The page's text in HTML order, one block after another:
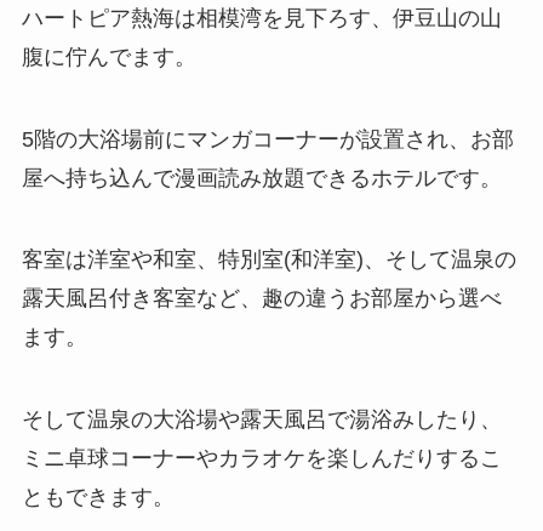
ハートピア熱海は相模湾を見下ろす、伊豆山の山
腹に佇んでます。
5階の大浴場前にマンガコーナーが設置され、お部
屋へ持ち込んで漫画読み放題できるホテルです。
客室は洋室や和室、特別室(和洋室)、そして温泉の
露天風呂付き客室など、趣の違うお部屋から選べ
ます。
そして温泉の大浴場や露天風呂で湯浴みしたり、
ミニ卓球コーナーやカラオケを楽しんだりするこ
ともできます。